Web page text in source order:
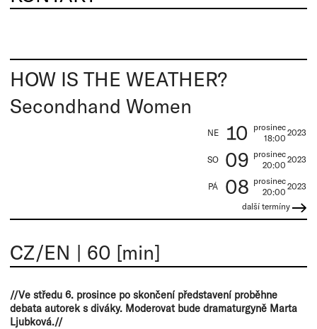
HOW IS THE WEATHER?
Secondhand Women
NE 10
prosinec
18:00
2023
SO 09 prosinec
20:00
2023
PÁ 08 prosinec
20:00
2023
další termíny
CZ/EN | 60 [min]
//Ve středu 6. prosince po skončení představení proběhne
debata autorek s diváky. Moderovat bude dramaturgyně Marta
Ljubková.//